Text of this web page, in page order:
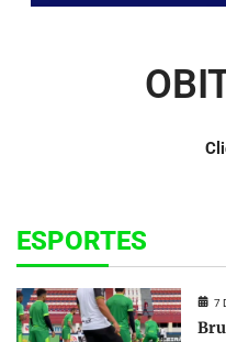
ESPORTES
7